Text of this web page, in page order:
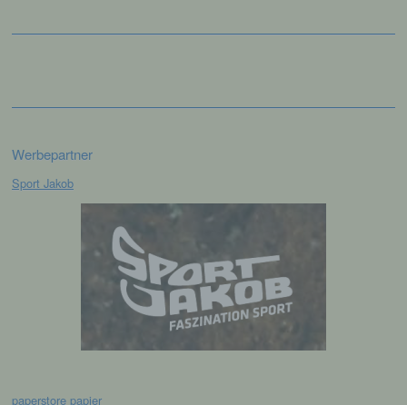
Werbepartner
Sport Jakob
paperstore papier
personenbezogenen Daten verwendet
zu bewerten, insbesondere, um Aspekte
Interessen, Zuverlässigkeit, Verhalten,
Aufenthaltsort oder Ortswechsel dieser
natürlichen Person zu analysieren oder
vorherzusagen.
f) Pseudonymisierung